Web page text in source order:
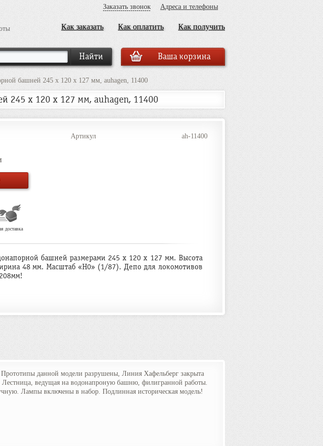
Адреса и телефоны
Заказать звонок
Как получить
Как оплатить
Как заказать
Ваша корзина
башней 245 x 120 x 127 мм, auhagen, 11400
245 x 120 x 127 мм, auhagen, 11400
Артикул ah-11400
доставка
башней размерами 245 x 120 x 127 мм. Высота
48 мм. Масштаб «H0» (1/87). Депо для локомотивов
данной модели разрушены, Линия Хафельберг закрыта
Лестница, ведущая на водонапроную башню, филигранной работы.
Лампы включены в набор. Подлинная историческая модель!